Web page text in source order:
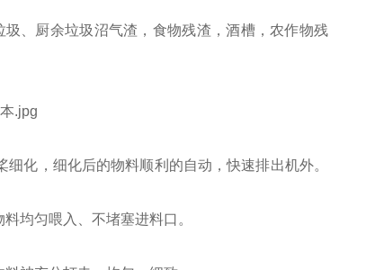
、厨余垃圾沼气渣，食物残渣，酒槽，农作物残
化，细化后的物料顺利的自动，快速排出机外。
均匀喂入、不堵塞进料口。